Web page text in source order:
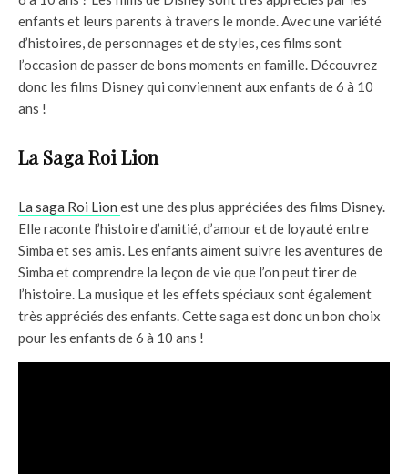
enfants et leurs parents à travers le monde. Avec une variété
d’histoires, de personnages et de styles, ces films sont
l’occasion de passer de bons moments en famille. Découvrez
donc les films Disney qui conviennent aux enfants de 6 à 10
ans !
La Saga Roi Lion
La saga Roi Lion est une des plus appréciées des films Disney.
Elle raconte l’histoire d’amitié, d’amour et de loyauté entre
Simba et ses amis. Les enfants aiment suivre les aventures de
Simba et comprendre la leçon de vie que l’on peut tirer de
l’histoire. La musique et les effets spéciaux sont également
très appréciés des enfants. Cette saga est donc un bon choix
pour les enfants de 6 à 10 ans !